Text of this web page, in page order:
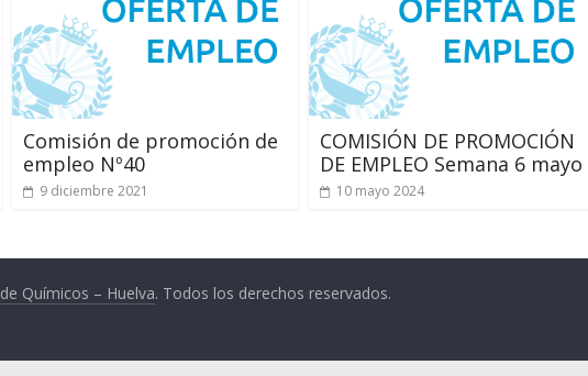
Comisión de promoción de
empleo Nº40
9 diciembre 2021
COMISIÓN DE PROMOCIÓN
DE EMPLEO Semana 6 mayo
10 mayo 2024
Químicos – Huelva. Todos los derechos reservados.